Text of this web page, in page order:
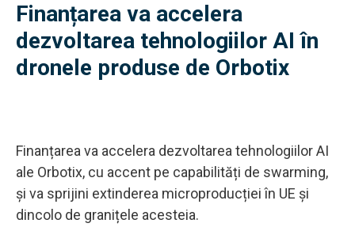
Finanțarea va accelera
dezvoltarea tehnologiilor AI în
dronele produse de Orbotix
Finanțarea va accelera dezvoltarea tehnologiilor AI
ale Orbotix, cu accent pe capabilități de swarming,
și va sprijini extinderea microproducției în UE și
dincolo de granițele acesteia.